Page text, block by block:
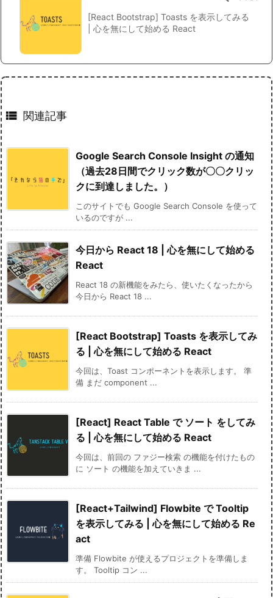
[React Bootstrap] Toasts を表示してみる
| 心を無にして始める React
 関連記事
Google Search Console Insight の通知
（過去28日間でクリック数が〇〇クリッ
クに到達しました。）
このサイトでも Google Search Console を使って
いるのですが ...
今日から React 18 | 心を無にして始める
React
React 18 の新機能をみたら、使いたくなったから
今日から React 18 ...
[React Bootstrap] Toasts を表示してみ
る | 心を無にして始める React
今回は、Toast コンポーネントを表示します。 準
備 まだ component ...
[React] React Table で ソート をしてみ
る | 心を無にして始める React
今回は、前回の ファジー検索 の機能を付けたもの
に ソート の機能を加えていきま ...
[React+Tailwind] Flowbite で Tooltip
を表示してみる | 心を無にして始める Re
act
準備 Flowbite が使えるプロジェクトを準備しま
す。 Tooltip コン ...